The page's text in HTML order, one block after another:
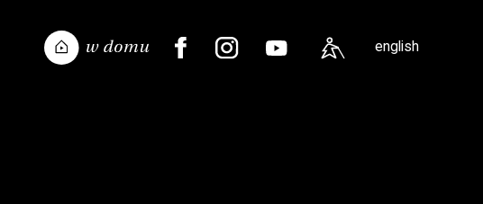
english